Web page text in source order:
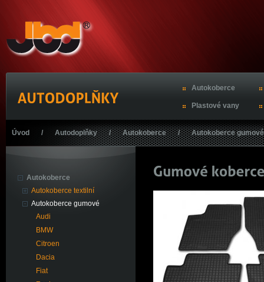
Autokoberce
Plastové vany
Úvod / Autodoplňky / Autokoberce / Autokoberce gumové
Autokoberce
Autokoberce textilní
Autokoberce gumové
Audi
BMW
Citroen
Dacia
Fiat